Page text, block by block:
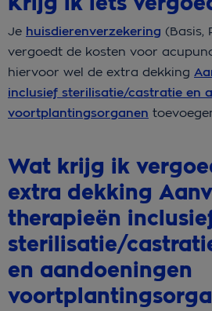
Je huisdierenverzekering (Basis,
vergoedt de kosten voor
hiervoor wel de extra dekking
inclusief sterilisatie/castratie en
voortplantingsorganen
Wat krijg ik
extra dekking
therapieën
sterilisatie/
en aandoeningen